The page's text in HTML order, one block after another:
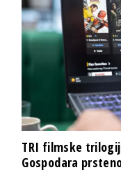
TRI filmske
Gospodara